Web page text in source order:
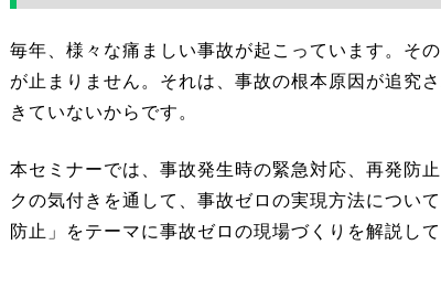
毎年、様々な痛ましい事故が起こっています。そ
が止まりません。それは、事故の根本原因が追究
きていないからです。
本セミナーでは、事故発生時の緊急対応、再発防
クの気付きを通して、事故ゼロの実現方法につい
防止」をテーマに事故ゼロの現場づくりを解説して